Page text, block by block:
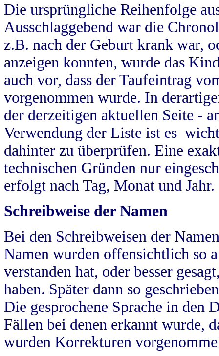
Die ursprüngliche Reihenfolge
Ausschlaggebend war die
z.B. nach der Geburt krank war,
anzeigen konnten, wurde das
auch vor, dass der Taufeintrag
vorgenommen wurde. In
der derzeitigen aktuellen Seite -
Verwendung der Liste ist es
dahinter zu überprüfen. Eine
technischen Gründen nur
erfolgt nach Tag, Monat und Jahr.
Schreibweise der Namen
Bei den Schreibweisen der
Namen wurden offensichtlich so
verstanden hat, oder besser
haben. Später dann so
Die gesprochene Sprache in
Fällen bei denen erkannt wurde,
wurden Korrekturen